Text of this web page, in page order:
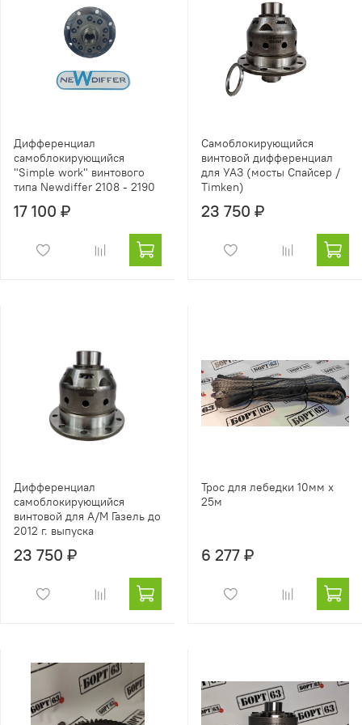
Дифференциал
самоблокирующийся
"Simple work" винтового
типа Newdiffer 2108 - 2190
17 100 ₽
Самоблокирующийся
винтовой дифференциал
для УАЗ (мосты Спайсер /
Timken)
23 750 ₽
Дифференциал
самоблокирующийся
винтовой для А/М Газель до
2012 г. выпуска
23 750 ₽
Трос для лебедки 10мм х
25м
6 277 ₽